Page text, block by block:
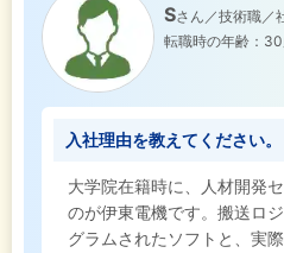
Sさん／技術職／
転職時の年齢：
入社理由を教えてください。
大学院在籍時に、人材開発
のが伊東電機です。搬送ロ
グラムされたソフトと、実